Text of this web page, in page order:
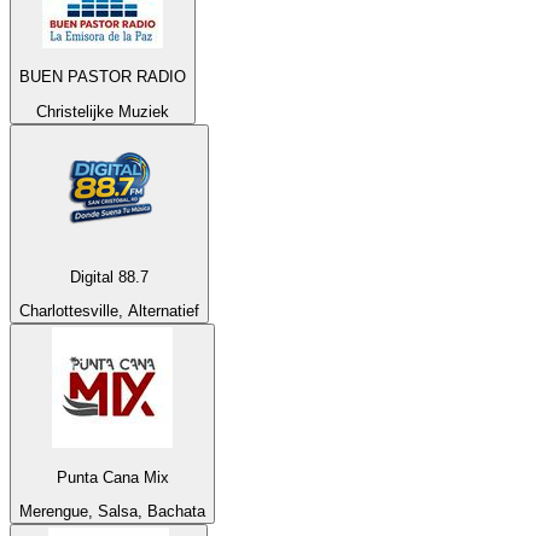
BUEN PASTOR RADIO
Christelijke Muziek
Digital 88.7
Charlottesville, Alternatief
Punta Cana Mix
Merengue, Salsa, Bachata